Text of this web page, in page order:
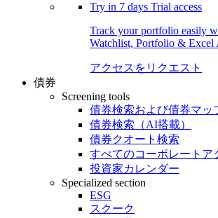
Try in 7 days Trial access
Track your portfolio easily
Watchlist, Portfolio & Excel
アクセスをリクエスト
債券
Screening tools
債券検索および債券マッ
債券検索（AI搭載）
債券クオート検索
すべてのコーポレートア
投資家カレンダー
Specialized section
ESG
スクーク